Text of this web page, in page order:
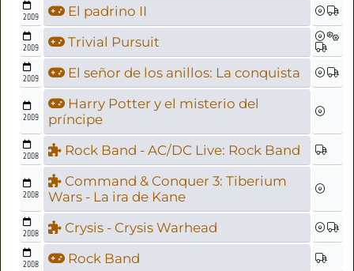
2009 El padrino II
2009 Trivial Pursuit
2009 El señor de los anillos: La conquista
2009
Harry Potter y el misterio del
príncipe
2008 Rock Band - AC/DC Live: Rock Band
2008
Command & Conquer 3: Tiberium
Wars - La ira de Kane
2008 Crysis - Crysis Warhead
2008 Rock Band